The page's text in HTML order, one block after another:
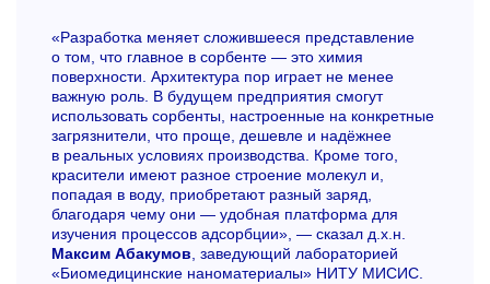
«Разработка меняет сложившееся представление
о том, что главное в сорбенте — это химия
поверхности. Архитектура пор играет не менее
важную роль. В будущем предприятия смогут
использовать сорбенты, настроенные на конкретные
загрязнители, что проще, дешевле и надёжнее
в реальных условиях производства. Кроме того,
красители имеют разное строение молекул и,
попадая в воду, приобретают разный заряд,
благодаря чему они — удобная платформа для
изучения процессов адсорбции», — сказал д.х.н.
Максим Абакумов , заведующий лабораторией
«Биомедицинские наноматериалы» НИТУ МИСИС.